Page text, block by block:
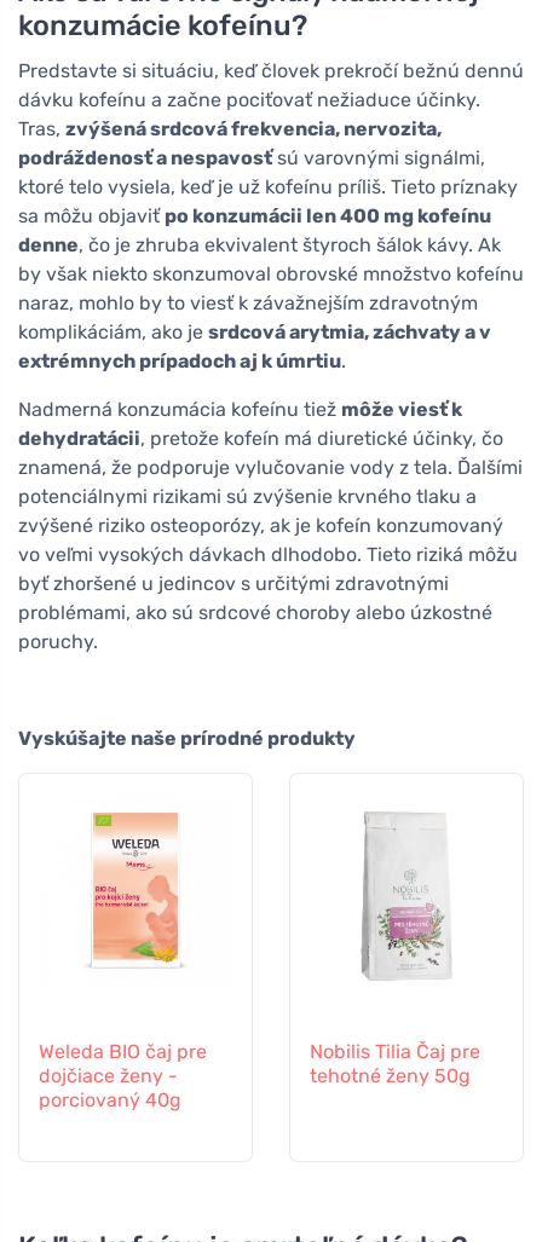
konzumácie kofeínu?
Predstavte si situáciu, keď človek prekročí bežnú dennú
dávku kofeínu a začne pociťovať nežiaduce účinky.
Tras, zvýšená srdcová frekvencia, nervozita,
podráždenosť a nespavosťsú varovnými signálmi,
ktoré telo vysiela, keď je už kofeínu príliš. Tieto príznaky
sa môžu objaviť po konzumácii len 400 mg kofeínu
denne, čo je zhruba ekvivalent štyroch šálok kávy. Ak
by však niekto skonzumoval obrovské množstvo kofeínu
naraz, mohlo by to viesť k závažnejším zdravotným
komplikáciám, ako je srdcová arytmia, záchvaty a v
extrémnych prípadoch aj k úmrtiu.
Nadmerná konzumácia kofeínu tiež môže viesť k
dehydratácii, pretože kofeín má diuretické účinky, čo
znamená, že podporuje vylučovanie vody z tela. Ďalšími
potenciálnymi rizikami sú zvýšenie krvného tlaku a
zvýšené riziko osteoporózy, ak je kofeín konzumovaný
vo veľmi vysokých dávkach dlhodobo. Tieto riziká môžu
byť zhoršené u jedincov s určitými zdravotnými
problémami, ako sú srdcové choroby alebo úzkostné
poruchy.
Vyskúšajte naše prírodné produkty
Weleda BIO čaj pre
dojčiace ženy -
porciovaný 40g
Nobilis Tilia Čaj pre
tehotné ženy 50g